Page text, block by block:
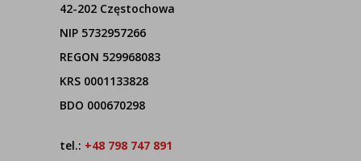
42-202 Częstochowa
NIP 5732957266
REGON 529968083
KRS 0001133828
BDO 000670298
tel.: +48 798 747 891